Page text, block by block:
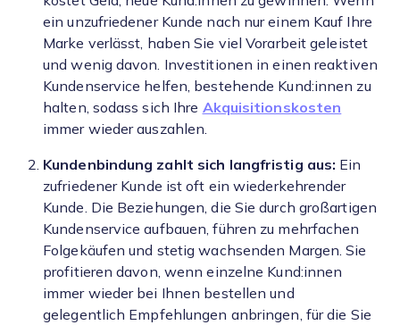
ein unzufriedener Kunde nach nur einem Kauf Ihre
Marke verlässt, haben Sie viel Vorarbeit geleistet
und wenig davon. Investitionen in einen reaktiven
Kundenservice helfen, bestehende Kund:innen zu
halten, sodass sich Ihre Akquisitionskosten
immer wieder auszahlen.
Kundenbindung zahlt sich langfristig aus: Ein
zufriedener Kunde ist oft ein wiederkehrender
Kunde. Die Beziehungen, die Sie durch großartigen
Kundenservice aufbauen, führen zu mehrfachen
Folgekäufen und stetig wachsenden Margen. Sie
profitieren davon, wenn einzelne Kund:innen
immer wieder bei Ihnen bestellen und
gelegentlich Empfehlungen anbringen, für die Sie